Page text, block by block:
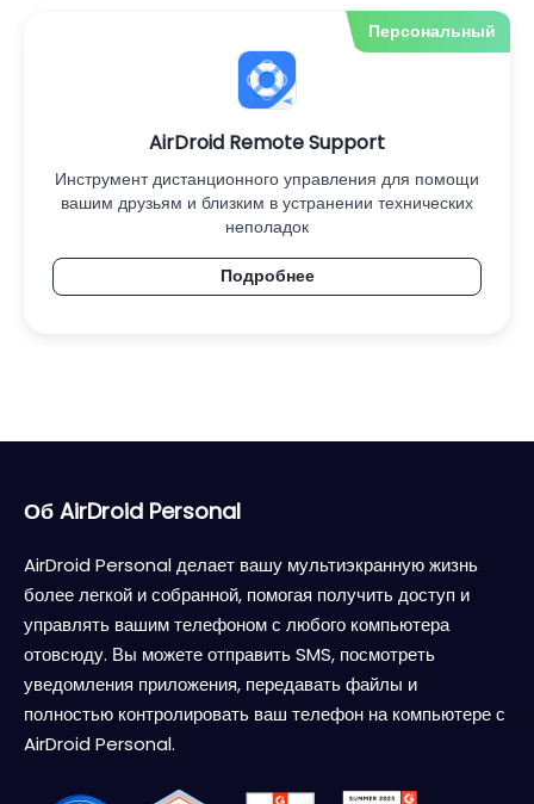
Персональный
AirDroid Remote Support
Инструмент дистанционного управления для помощи
вашим друзьям и близким в устранении технических
неполадок
Подробнее
Об AirDroid Personal
AirDroid Personal делает вашу мультиэкранную жизнь
более легкой и собранной, помогая получить доступ и
управлять вашим телефоном с любого компьютера
отовсюду. Вы можете отправить SMS, посмотреть
уведомления приложения, передавать файлы и
полностью контролировать ваш телефон на компьютере с
AirDroid Personal.